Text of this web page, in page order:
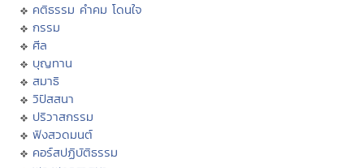
คติธรรม คำคม โดนใจ
กรรม
ศีล
บุญทาน
สมาธิ
วิปัสสนา
ปริวาสกรรม
ฟังสวดมนต์
คอร์สปฏิบัติธรรม